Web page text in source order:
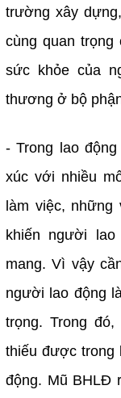
trường xây
cùng quan trọng
sức khỏe của
thương ở bộ
- Trong lao
xúc với nhiều
làm việc,
khiến người
mang. Vì vậy
người lao động
trọng. Trong
thiếu được trong
động. Mũ BHLĐ